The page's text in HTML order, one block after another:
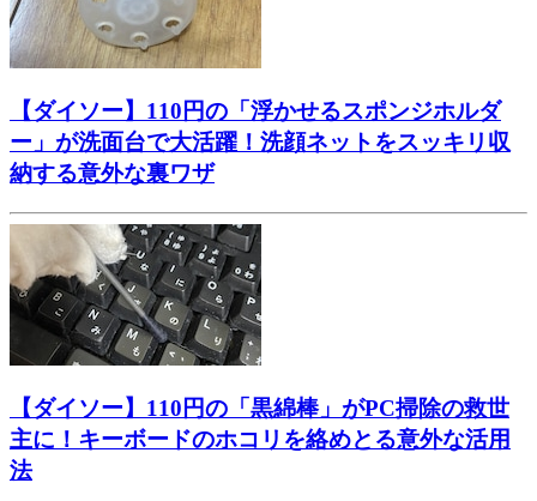
【ダイソー】110円の「浮かせるスポンジホルダ
ー」が洗面台で大活躍！洗顔ネットをスッキリ収
納する意外な裏ワザ
【ダイソー】110円の「黒綿棒」がPC掃除の救世
主に！キーボードのホコリを絡めとる意外な活用
法